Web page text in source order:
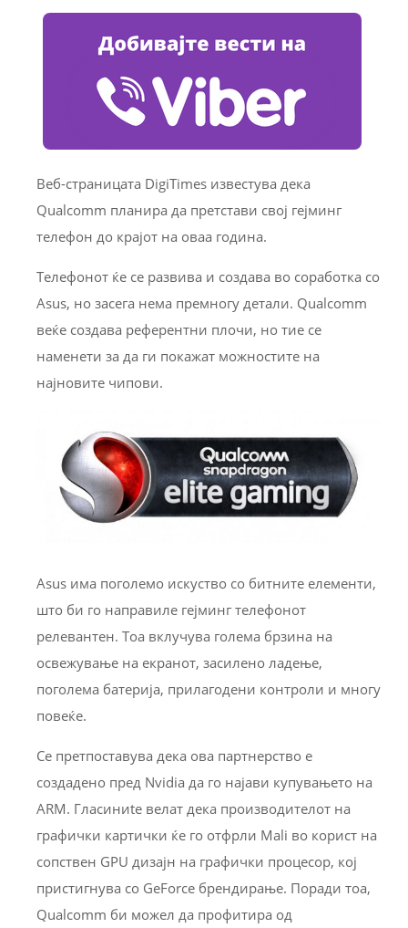
Веб-страницата DigiTimes известува дека
Qualcomm планира да претстави свој гејминг
телефон до крајот на оваа година.
Телефонот ќе се развива и создава во соработка со
Asus, но засега нема премногу детали. Qualcomm
веќе создава референтни плочи, но тие се
наменети за да ги покажат можностите на
најновите чипови.
Asus има поголемо искуство со битните елементи,
што би го направиле гејминг телефонот
релевантен. Тоа вклучува голема брзина на
освежување на екранот, засилено ладење,
поголема батерија, прилагодени контроли и многу
повеќе.
Се претпоставува дека ова партнерство е
создадено пред Nvidia да го најави купувањето на
ARM. Гласиниte велат дека производителот на
графички картички ќе го отфрли Mali во корист на
сопствен GPU дизајн на графички процесор, кој
пристигнува со GeForce брендирање. Поради тоа,
Qualcomm би можел да профитира од